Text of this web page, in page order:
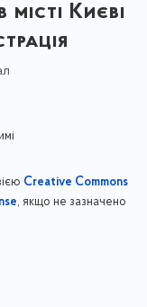
місті Києві
Creative Commons
, якщо не зазначено